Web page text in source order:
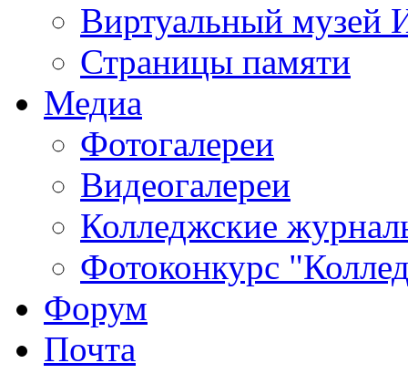
Виртуальный музей
Страницы памяти
Медиа
Фотогалереи
Видеогалереи
Колледжские
Фотоконкурс
Форум
Почта